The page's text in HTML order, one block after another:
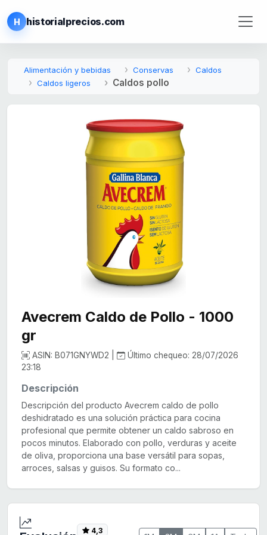
H historialprecios.com
Alimentación y bebidas Conservas
Caldos
Caldos ligeros
Caldos pollo
Avecrem Caldo de Pollo - 1000
gr
ASIN: B071GNYWD2 |
Último chequeo: 28/07/2026
23:18
Descripción
Descripción del producto Avecrem caldo de pollo
deshidratado es una solución práctica para cocina
profesional que permite obtener un caldo sabroso en
pocos minutos. Elaborado con pollo, verduras y aceite
de oliva, proporciona una base versátil para sopas,
arroces, salsas y guisos. Su formato co...
4,3